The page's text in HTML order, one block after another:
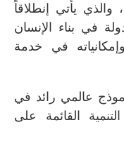
والذي يأتي إنطلاقاً
في بناء الإنسان
في خدمة
عالمي رائد في
القائمة على